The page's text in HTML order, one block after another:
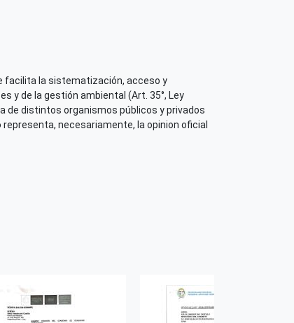
contenido (Editorial)
e Hidrología - SENAMHI
facilita la sistematización, acceso y
y de la gestión ambiental (Art. 35°, Ley
de distintos organismos públicos y privados
necesariamente, la opinion oficial